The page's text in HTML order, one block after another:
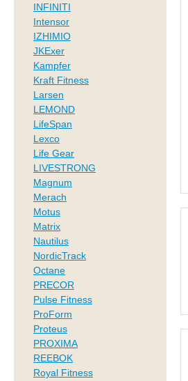
INFINITI
Intensor
IZHIMIO
JKExer
Kampfer
Kraft Fitness
Larsen
LEMOND
LifeSpan
Lexco
Life Gear
LIVESTRONG
Magnum
Merach
Motus
Matrix
Nautilus
NordicTrack
Octane
PRECOR
Pulse Fitness
ProForm
Proteus
PROXIMA
REEBOK
Royal Fitness